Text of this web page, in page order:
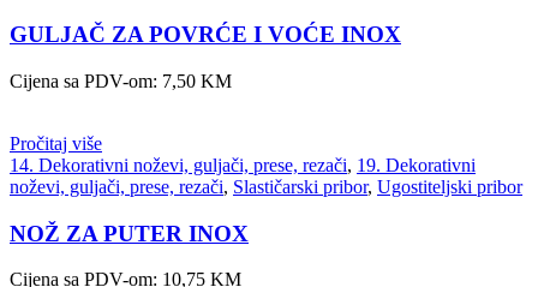
GULJAČ ZA POVRĆE I VOĆE INOX
Cijena sa PDV-om: 7,50 KM
Pročitaj više
14. Dekorativni noževi, guljači, prese, rezači, 19. Dekorativni
noževi, guljači, prese, rezači, Slastičarski pribor, Ugostiteljski pribor
NOŽ ZA PUTER INOX
Cijena sa PDV-om: 10,75 KM